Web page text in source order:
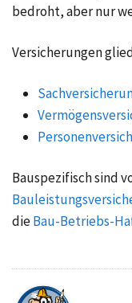
bedroht, aber nur
Versicherungen
Bauspezifisch sind
dieBau-Betriebs-